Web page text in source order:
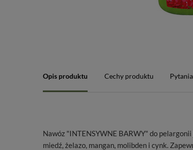
Opis produktu Cechy produktu
Nawóz "INTENSYWNE BARWY" do
miedź, żelazo, mangan, molibden i cynk.